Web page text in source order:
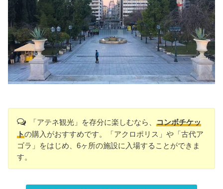
「アテネ観光」を存分に楽しむなら、 コンボチケッ
トの購入がおすすめです。「アクロポリス」や「古代ア
ゴラ」をはじめ、6ヶ所の施設に入場することができま
す。